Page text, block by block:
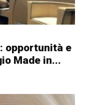
opportunità e
Made in...